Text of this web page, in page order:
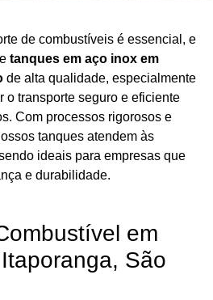
de combustíveis é essencial, e
tanques em aço inox em
de alta qualidade, especialmente
o transporte seguro e eficiente
Com processos rigorosos e
tanques atendem às
ideais para empresas que
e durabilidade.
em
São